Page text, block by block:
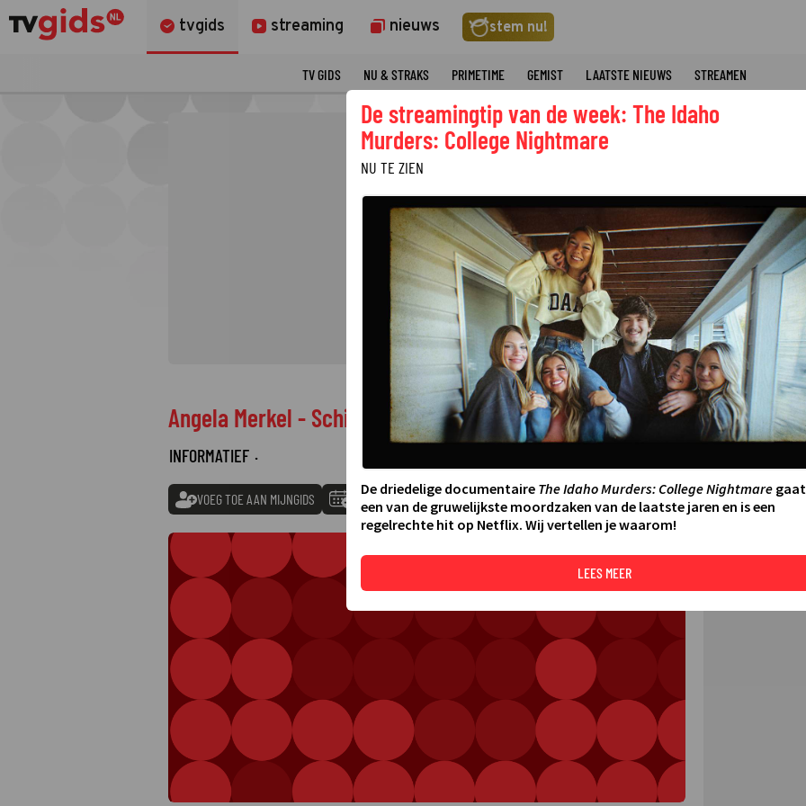
tvgids streaming nieuws stem nu!
TV GIDS NU & STRAKS PRIMETIME GEMIST LAATSTE NIEUWS STREAMEN
Angela Merkel - Schicksalsjahre einer Kanzlerin
INFORMATIEF ·
VOEG TOE AAN MIJNGIDS TOEVOEGEN AAN AGENDA DELEN
FILMS
DE
De streamingtip van de week: The Idaho
Murders: College Nightmare
NU TE ZIEN
De driedelige documentaire The Idaho Murders: College Nightmaregaat
een van de gruwelijkste moordzaken van de laatste jaren en is een
regelrechte hit op Netflix. Wij vertellen je waarom!
LEES MEER